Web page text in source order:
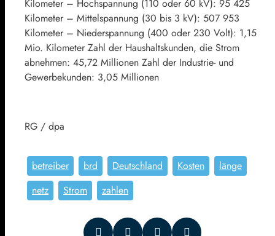
Kilometer – Hochspannung (110 oder 60 kV): 95 425
Kilometer – Mittelspannung (30 bis 3 kV): 507 953
Kilometer – Niederspannung (400 oder 230 Volt): 1,15
Mio. Kilometer Zahl der Haushaltskunden, die Strom
abnehmen: 45,72 Millionen Zahl der Industrie- und
Gewerbekunden: 3,05 Millionen
RG / dpa
betreiber brd Deutschland Kosten
länge
netz
Strom zahlen